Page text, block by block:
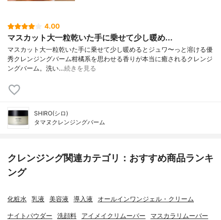
4.00
マスカット大一粒乾いた手に乗せて少し暖め...
マスカット大一粒乾いた手に乗せて少し暖めるとジュワ〜っと溶ける優
秀クレンジングバーム柑橘系を思わせる香りが本当に癒されるクレンジ
ングバーム。洗い…続きを見る
SHIRO(シロ)
タマヌクレンジングバーム
クレンジング関連カテゴリ：おすすめ商品ランキ
ング
化粧水 乳液 美容液 導入液 オールインワンジェル・クリーム
ナイトパウダー 洗顔料 アイメイクリムーバー マスカラリムーバー